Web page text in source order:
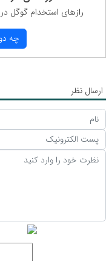
رازهای استخدام گوگل
چه
ارسال نظر